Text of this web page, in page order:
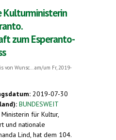
Kulturministerin
zum Esperanto-
von Wunsc...am/um Fr, 2019-
2019-07-30
BUNDESWEIT
für Kultur,
und nationale
Lind, hat dem 104.